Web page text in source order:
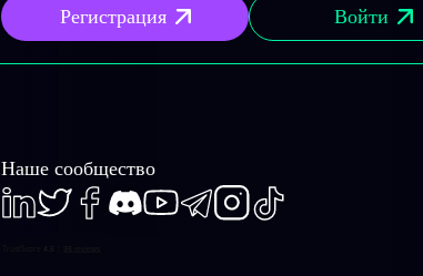
Регистрация Войти
Наше сообщество